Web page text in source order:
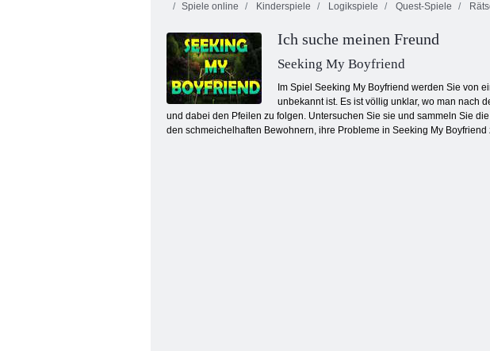
Schmetterlings Kyodai
Schach gegen
Computer
Spiele online Kinderspiele Logikspiele Quest-Spiele
Ich suche meinen Freund
Seeking My Boyfriend
Im Spiel Seeking My Boyfriend werden Sie von
unbekannt ist. Es ist völlig unklar, wo man nach
und dabei den Pfeilen zu folgen. Untersuchen Sie sie und sammeln Sie
den schmeichelhaften Bewohnern, ihre Probleme in Seeking My Boyfriend